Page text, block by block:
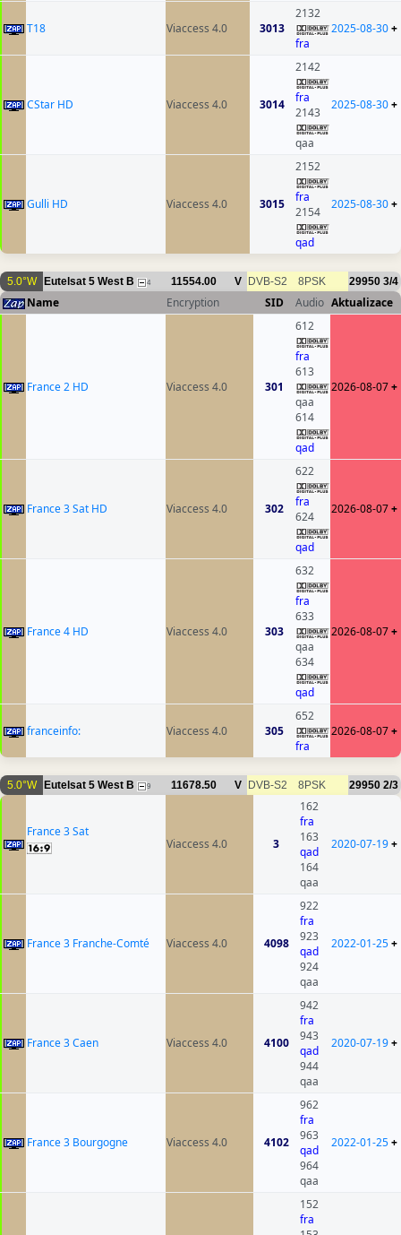
T18 Viaccess 4.0 3013
2132
fra
2025-08-30+
CStar HD Viaccess 4.0 3014
2142
fra
2143
qaa
2025-08-30+
Gulli HD Viaccess 4.0 3015
2152
fra
2154
qad
2025-08-30+
5.0°W Eutelsat 5 West B 4 11554.00 V DVB-S2 8PSK 29950 3/4
Name Encryption SID Audio Aktualizace
France 2 HD Viaccess 4.0 301
612
fra
613
qaa
614
qad
2026-08-07+
France 3 Sat HD Viaccess 4.0 302
622
fra
624
qad
2026-08-07+
France 4 HD Viaccess 4.0 303
632
fra
633
qaa
634
qad
2026-08-07+
franceinfo: Viaccess 4.0 305
652
fra
2026-08-07+
5.0°W Eutelsat 5 West B 9 11678.50 V DVB-S2 8PSK 29950 2/3
France 3 Sat
Viaccess 4.0
3
162
fra
163
qad
164
qaa
2020-07-19+
France 3 Franche-Comté Viaccess 4.0 4098
922
fra
923
qad
924
qaa
2022-01-25+
France 3 Caen Viaccess 4.0 4100
942
fra
943
qad
944
qaa
2020-07-19+
France 3 Bourgogne Viaccess 4.0 4102
962
fra
963
qad
964
qaa
2022-01-25+
152
fra